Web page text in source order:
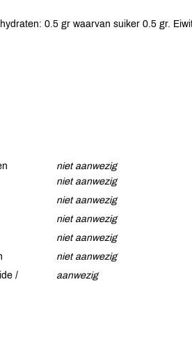
0.5 gr waarvan suiker 0.5 gr.
niet aanwezig
niet aanwezig
niet aanwezig
niet aanwezig
niet aanwezig
niet aanwezig
/
aanwezig